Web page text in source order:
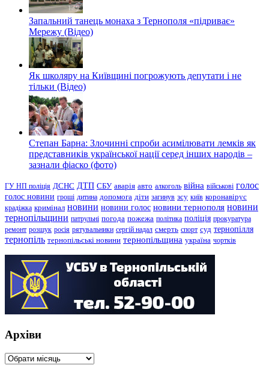
Запальний танець монаха з Тернополя «підриває»
Мережу (Відео)
Як школяру на Київщині погрожують депутати і не
тільки (Відео)
Степан Барна: Злочинні спроби асимілювати лемків як
представників української нації серед інших народів –
зазнали фіаско (фото)
ГУ НП поліція ДСНС ДТП СБУ аварія авто алкоголь війна військові голос
голос новини гроші дитина допомога діти загинув зсу київ коронавірус
крадіжка кримінал новини новини голос новини тернополя новини
тернопільщини патрульні погода пожежа політика поліція прокуратура
ремонт розшук росія рятувальники сергій надал смерть спорт суд тернопілля
тернопіль тернопільські новини тернопільщина україна чортків
Архіви
Архіви